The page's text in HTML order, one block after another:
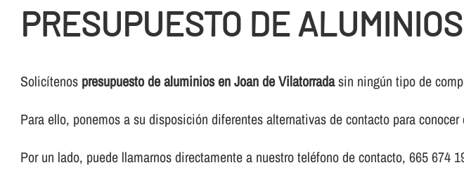
PRESUPUESTO DE
Solicí­tenos presupuesto de aluminios en Joan de Vilatorradasin ningún tipo de
Para ello, ponemos a su disposición diferentes alternativas de contacto para
Por un lado, puede llamarnos directamente a nuestro teléfono de contacto, 665